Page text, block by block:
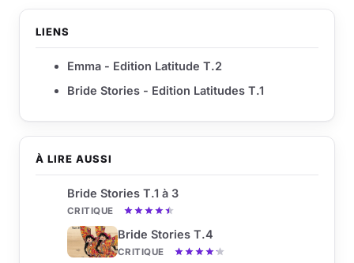
À LIRE AUSSI
Bride Stories T.1 à 3
CRITIQUE
Bride Stories T.4
CRITIQUE
LIENS
Emma - Edition Latitude T.2
Bride Stories - Edition Latitudes T.1